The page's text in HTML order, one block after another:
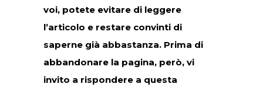
voi, potete evitare di leggere
l’articolo e restare convinti di
saperne già abbastanza. Prima di
abbandonare la pagina, però, vi
invito a rispondere a questa